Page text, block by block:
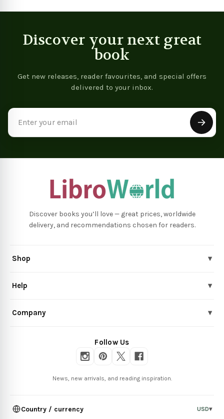
Discover your next great
book
Get new releases, reader favourites, and special offers
delivered to your inbox.
Discover books you’ll love — great prices, worldwide
delivery, and recommendations chosen for readers.
Shop ▾
Help ▾
Company ▾
Follow Us
News, new arrivals, and reading inspiration.
Country / currency USD▾